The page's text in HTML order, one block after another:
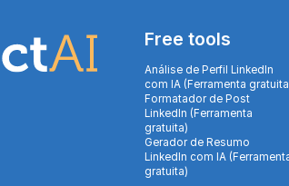
Free tools
Análise de Perfil LinkedIn
com IA (Ferramenta
Formatador de Post
LinkedIn (Ferramenta
gratuita)
Gerador de Resumo
LinkedIn com IA
gratuita)